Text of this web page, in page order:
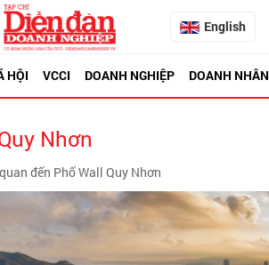
English
HỘI VCCI DOANH NGHIỆP DOANH NHÂN
Nhơn
đến Phố Wall Quy Nhơn